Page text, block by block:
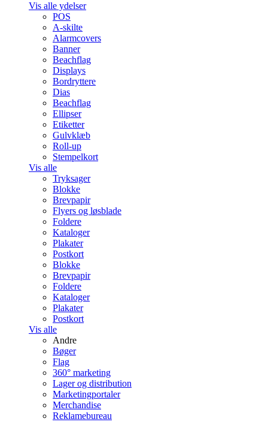
Vis alle ydelser
POS
A-skilte
Alarmcovers
Banner
Beachflag
Displays
Bordryttere
Dias
Beachflag
Ellipser
Etiketter
Gulvklæb
Roll-up
Stempelkort
Vis alle
Tryksager
Blokke
Brevpapir
Flyers og løsblade
Foldere
Kataloger
Plakater
Postkort
Blokke
Brevpapir
Foldere
Kataloger
Plakater
Postkort
Vis alle
Andre
Bøger
Flag
360° marketing
Lager og distribution
Marketing­portaler
Merchandise
Reklamebureau